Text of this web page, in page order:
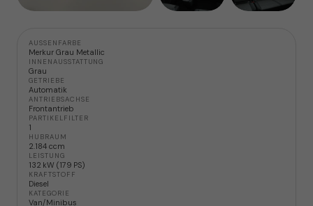
AUSSENFARBE
Merkur Grau Metallic
INNENAUSSTATTUNG
Grau
GETRIEBE
Automatik
ANTRIEBSACHSE
Frontantrieb
PARTIKELFILTER
1
HUBRAUM
2.184 ccm
LEISTUNG
132 kW (179 PS)
KRAFTSTOFF
Diesel
KATEGORIE
Van/Minibus